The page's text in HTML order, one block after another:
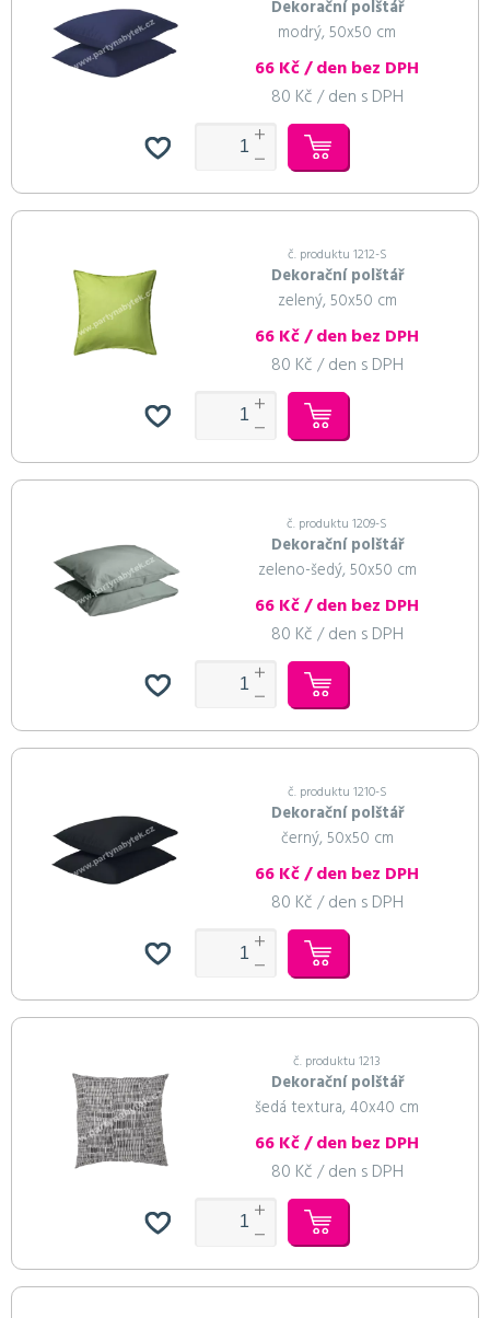
Dekorační polštář
modrý, 50x50 cm
66 Kč / den bez DPH
80 Kč / den s DPH
č. produktu 1212-S
Dekorační polštář
zelený, 50x50 cm
66 Kč / den bez DPH
80 Kč / den s DPH
č. produktu 1209-S
Dekorační polštář
zeleno-šedý, 50x50 cm
66 Kč / den bez DPH
80 Kč / den s DPH
č. produktu 1210-S
Dekorační polštář
černý, 50x50 cm
66 Kč / den bez DPH
80 Kč / den s DPH
č. produktu 1213
Dekorační polštář
šedá textura, 40x40 cm
66 Kč / den bez DPH
80 Kč / den s DPH